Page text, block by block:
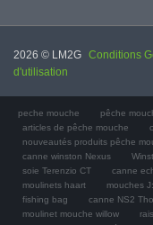
2026 © LM2G Conditions
d'utilisation
peche mouche pêche
articles de pêche mouche
nouveautés produits pêche
canne winston Nexus
soie Terenzio CT
canne
moulinets haart
mouches
fishing bag
canne NS2
moulinet mouche willow